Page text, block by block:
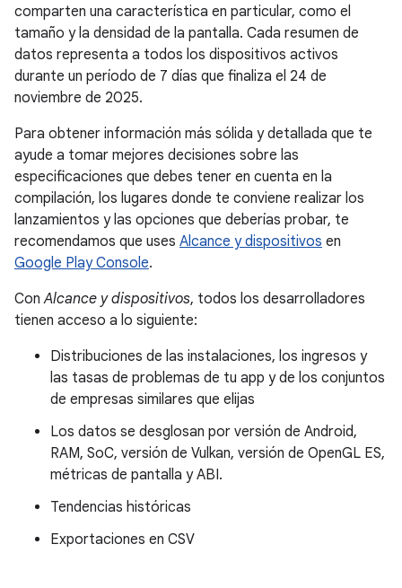
comparten una característica en particular, como el
tamaño y la densidad de la pantalla. Cada resumen de
datos representa a todos los dispositivos activos
durante un período de 7 días que finaliza el 24 de
noviembre de 2025.
Para obtener información más sólida y detallada que te
ayude a tomar mejores decisiones sobre las
especificaciones que debes tener en cuenta en la
compilación, los lugares donde te conviene realizar los
lanzamientos y las opciones que deberías probar, te
recomendamos que uses Alcance y dispositivos en
Google Play Console.
ConAlcance y dispositivos, todos los desarrolladores
tienen acceso a lo siguiente:
Distribuciones de las instalaciones, los ingresos y
las tasas de problemas de tu app y de los conjuntos
de empresas similares que elijas
Los datos se desglosan por versión de Android,
RAM, SoC, versión de Vulkan, versión de OpenGL ES,
métricas de pantalla y ABI.
Tendencias históricas
Exportaciones en CSV